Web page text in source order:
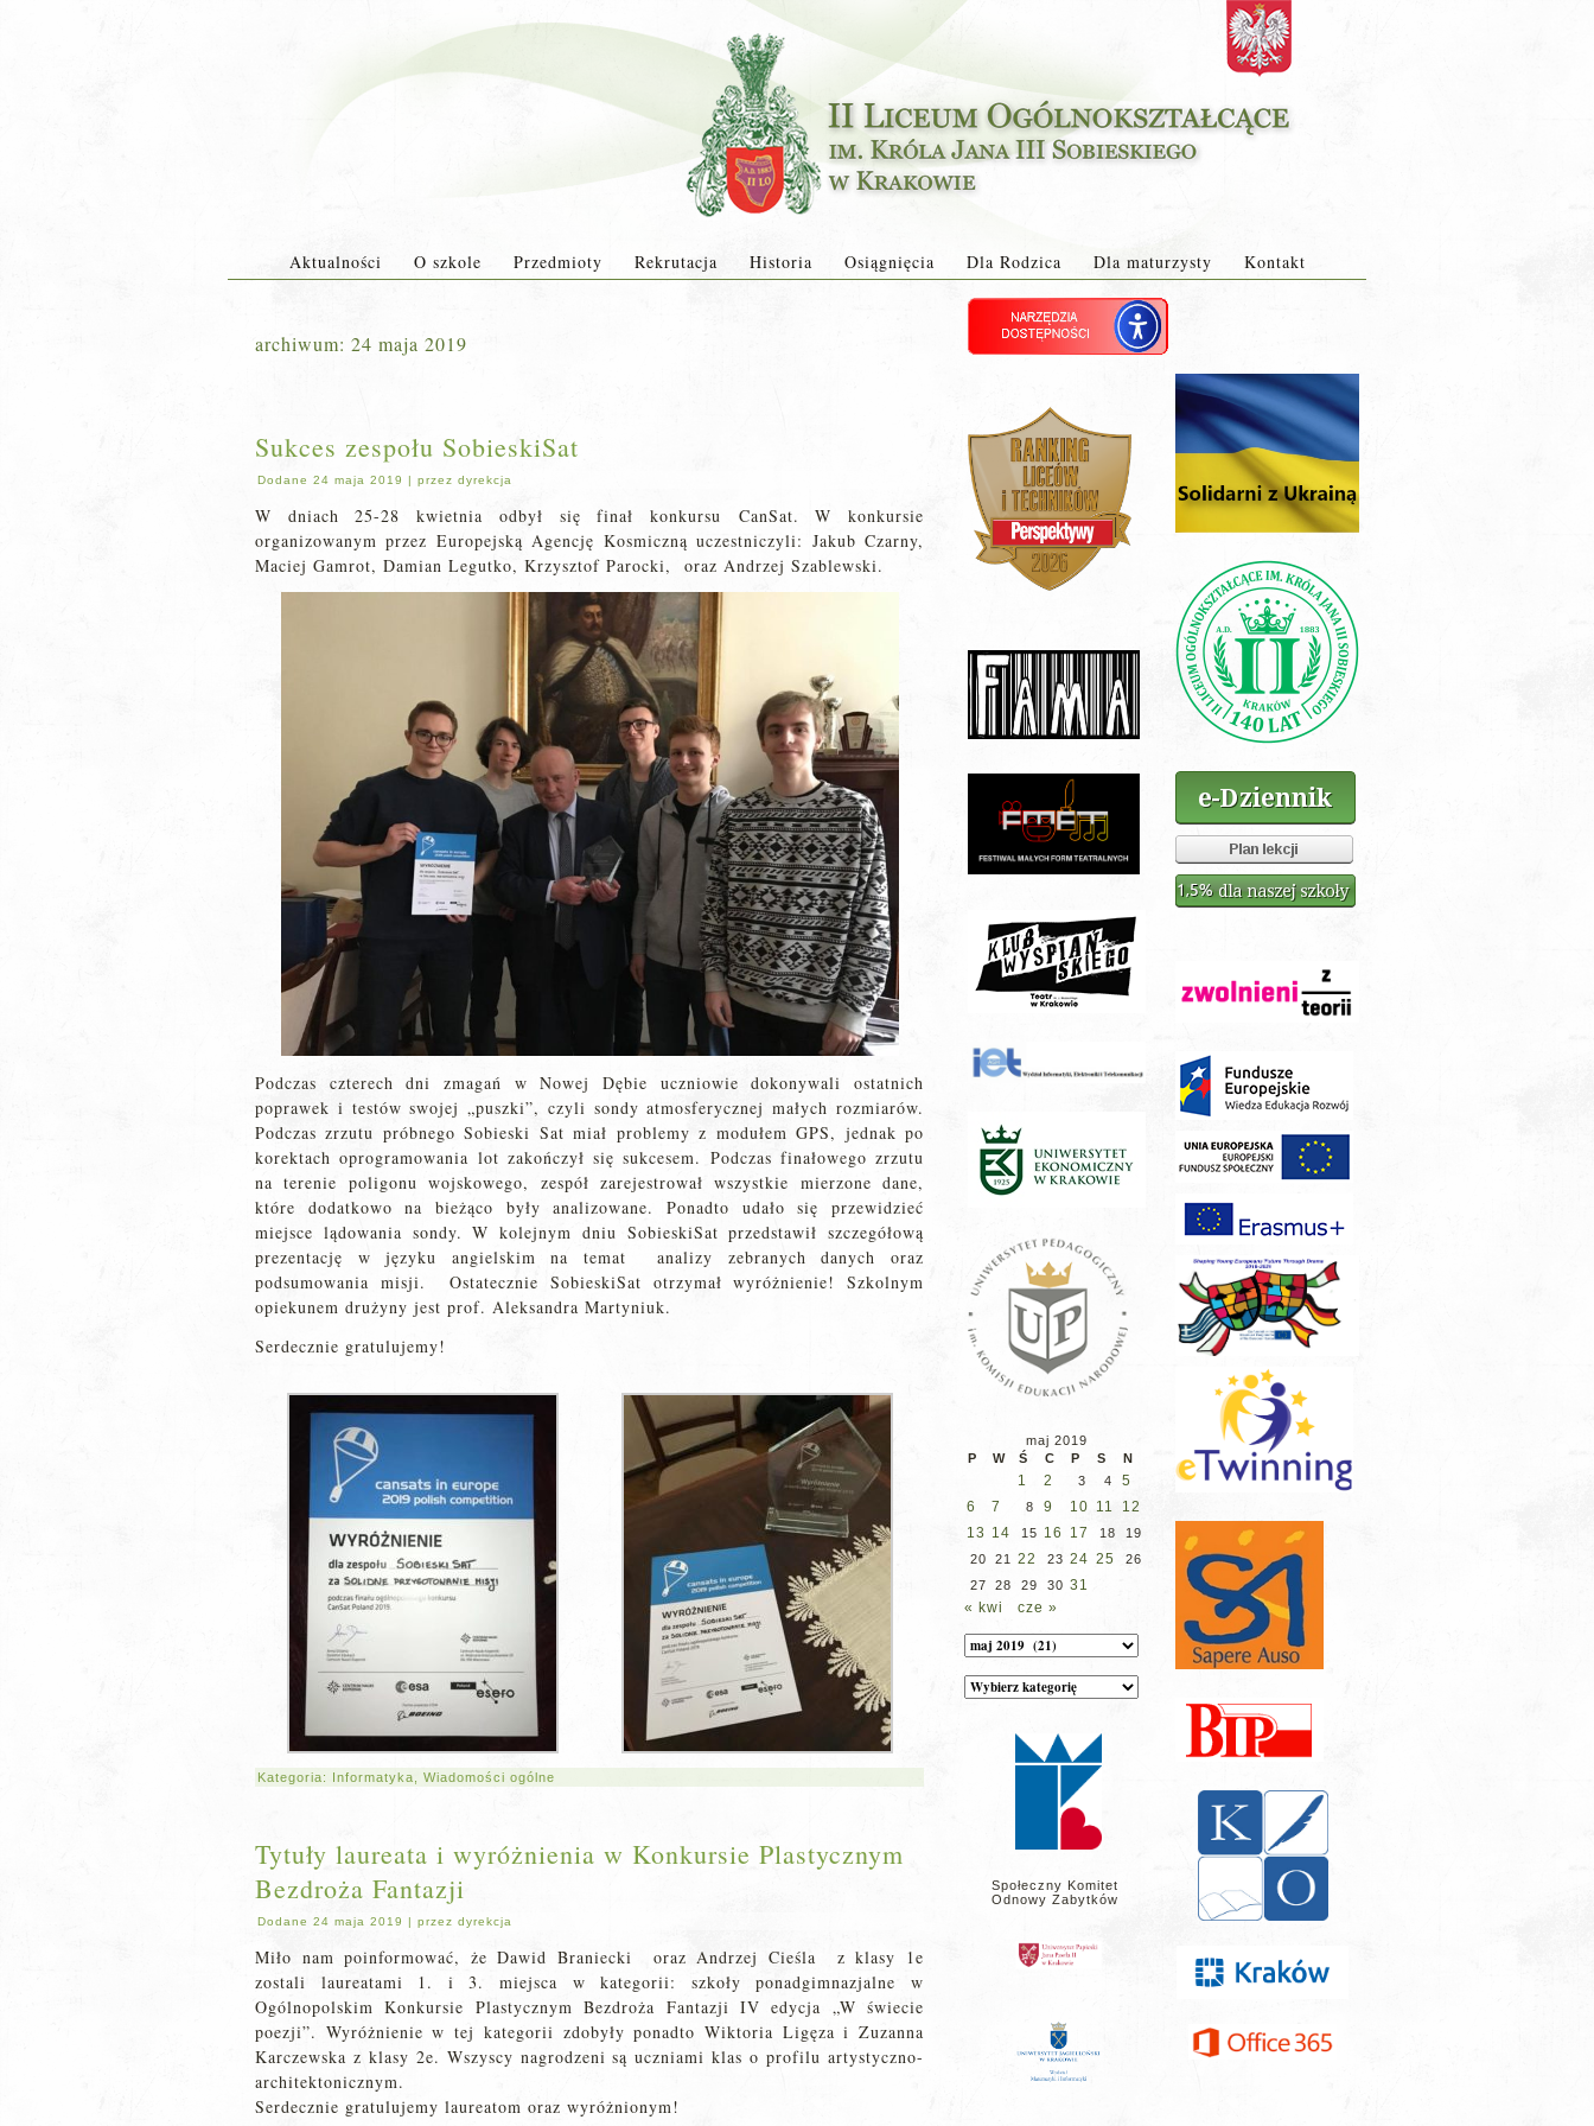
Aktualności O szkole Przedmioty Rekrutacja Historia Osiągnięcia Dla Rodzica Dla maturzysty Kontakt
archiwum: 24 maja 2019
Sukces zespołu SobieskiSat
Dodane 24 maja 2019 | przez dyrekcja
W dniach 25-28 kwietnia odbył się finał konkursu CanSat. W konkursie
organizowanym przez Europejską Agencję Kosmiczną uczestniczyli: Jakub Czarny,
Maciej Gamrot, Damian Legutko, Krzysztof Parocki, oraz Andrzej Szablewski.
Podczas czterech dni zmagań w Nowej Dębie uczniowie dokonywali ostatnich
poprawek i testów swojej „puszki”, czyli sondy atmosferycznej małych rozmiarów.
Podczas zrzutu próbnego Sobieski Sat miał problemy z modułem GPS, jednak po
korektach oprogramowania lot zakończył się sukcesem. Podczas finałowego zrzutu
na terenie poligonu wojskowego, zespół zarejestrował wszystkie mierzone dane,
które dodatkowo na bieżąco były analizowane. Ponadto udało się przewidzieć
miejsce lądowania sondy. W kolejnym dniu SobieskiSat przedstawił szczegółową
prezentację w języku angielskim na temat analizy zebranych danych oraz
podsumowania misji. Ostatecznie SobieskiSat otrzymał wyróżnienie! Szkolnym
opiekunem drużyny jest prof. Aleksandra Martyniuk.
Serdecznie gratulujemy!
Kategoria: Informatyka Wiadomości ogólne
Tytuły laureata i wyróżnienia w Konkursie Plastycznym
Bezdroża Fantazji
Dodane 24 maja 2019 | przez dyrekcja
Miło nam poinformować, że Dawid Braniecki oraz Andrzej Cieśla z klasy 1e
zostali laureatami 1. i 3. miejsca w kategorii: szkoły ponadgimnazjalne w
Ogólnopolskim Konkursie Plastycznym Bezdroża Fantazji IV edycja „W świecie
poezji”. Wyróżnienie w tej kategorii zdobyły ponadto Wiktoria Ligęza i Zuzanna
Karczewska z klasy 2e. Wszyscy nagrodzeni są uczniami klas o profilu artystyczno-
architektonicznym.
Serdecznie gratulujemy laureatom oraz wyróżnionym!
maj 2019
P
W Ś C P S N
1 2 3 4
5
6
7 8 9 10 11
12
13 14 15 16 17 18
19
20
21 22 23 24 25
26
27
28 29 30 31
« kwi
cze »
Archiwum
Kategorie
wpisów
Społeczny Komitet
Odnowy Zabytków